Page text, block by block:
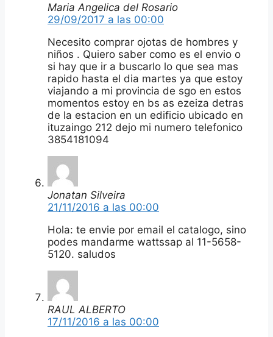
Maria Angelica del Rosario
29/09/2017 a las 00:00
Necesito comprar ojotas de hombres y
niños . Quiero saber como es el envio o
si hay que ir a buscarlo lo que sea mas
rapido hasta el dia martes ya que estoy
viajando a mi provincia de sgo en estos
momentos estoy en bs as ezeiza detras
de la estacion en un edificio ubicado en
ituzaingo 212 dejo mi numero telefonico
3854181094
Jonatan Silveira
21/11/2016 a las 00:00
Hola: te envie por email el catalogo, sino
podes mandarme wattssap al 11-5658-
5120. saludos
RAUL ALBERTO
17/11/2016 a las 00:00